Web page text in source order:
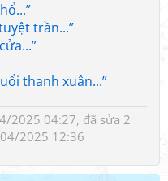
trần...”
thanh xuân...”
2025 04:27, đã sửa 2
2025 12:36